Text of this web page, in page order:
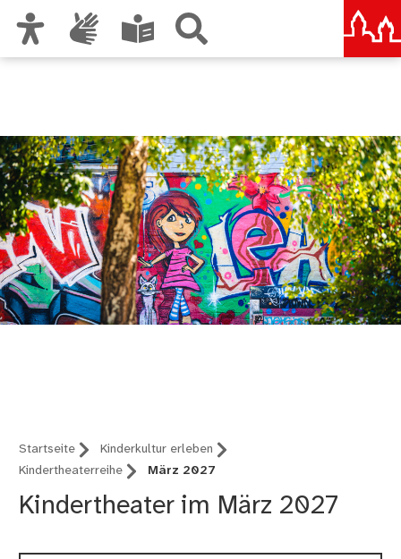
Startseite
Kinderkultur erleben
Kindertheaterreihe
März 2027
Kindertheater im März 2027